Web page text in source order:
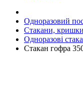
Одноразовий
Стакани,
Одноразові
Стакан гофра